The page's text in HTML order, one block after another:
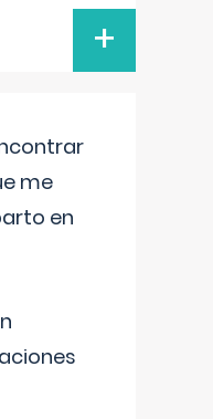
+
me
en